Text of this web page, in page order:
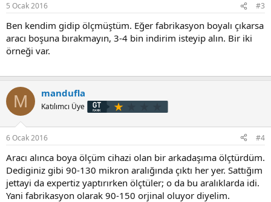
5 Ocak 2016 #3
Ben kendim gidip ölçmüştüm. Eğer fabrikasyon boyalı çıkarsa
aracı boşuna bırakmayın, 3-4 bin indirim isteyip alın. Bir iki
örneği var.
M mandufla
Katılımcı Üye
6 Ocak 2016 #4
Aracı alınca boya ölçüm cihazi olan bir arkadaşıma ölçtürdüm.
Dediginiz gibi 90-130 mikron aralığında çıktı her yer. Sattığım
jettayi da expertiz yaptırırken ölçtüler; o da bu aralıklarda idi.
Yani fabrikasyon olarak 90-150 orjinal oluyor diyelim.